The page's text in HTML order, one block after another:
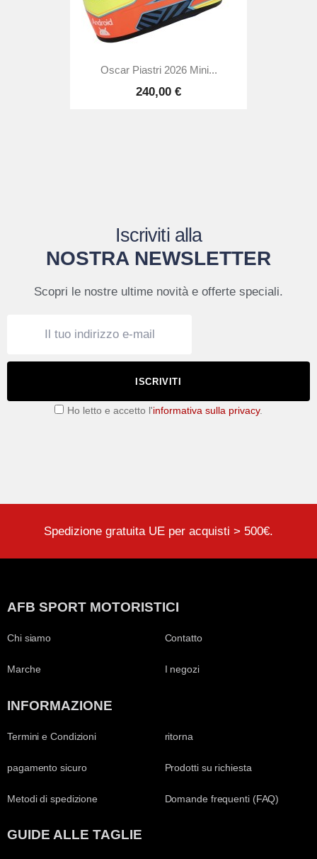
Oscar Piastri 2026 Mini...
240,00 €
Iscriviti alla
NOSTRA NEWSLETTER
Scopri le nostre ultime novità e offerte speciali.
ISCRIVITI
Ho letto e accetto l'informativa sulla privacy.
Spedizione gratuita UE per acquisti > 500€.
AFB SPORT MOTORISTICI
Chi siamo
Marche
Contatto
I negozi
INFORMAZIONE
Termini e Condizioni
pagamento sicuro
Metodi di spedizione
ritorna
Prodotti su richiesta
Domande frequenti (FAQ)
GUIDE ALLE TAGLIE